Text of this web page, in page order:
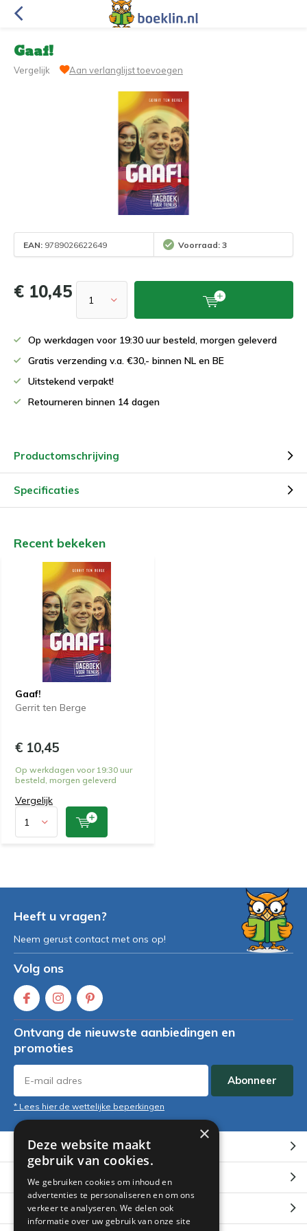
Gaaf!
Vergelijk Aan verlanglijst toevoegen
EAN: 9789026622649 Voorraad: 3
€ 10,45
Op werkdagen voor 19:30 uur besteld, morgen geleverd
Gratis verzending v.a. €30,- binnen NL en BE
Uitstekend verpakt!
Retourneren binnen 14 dagen
Productomschrijving
Specificaties
Recent bekeken
Gaaf!
Gerrit ten Berge
€ 10,45
Op werkdagen voor 19:30 uur
besteld, morgen geleverd
Vergelijk
Heeft u vragen?
Neem gerust contact met ons op!
Volg ons
Ontvang de nieuwste aanbiedingen en
promoties
Abonneer
* Lees hier de wettelijke beperkingen
Klantenservice
Mijn account
Categorieën
×
Deze website maakt
gebruik van cookies.
We gebruiken cookies om inhoud en
advertenties te personaliseren en om ons
verkeer te analyseren. We delen ook
informatie over uw gebruik van onze site